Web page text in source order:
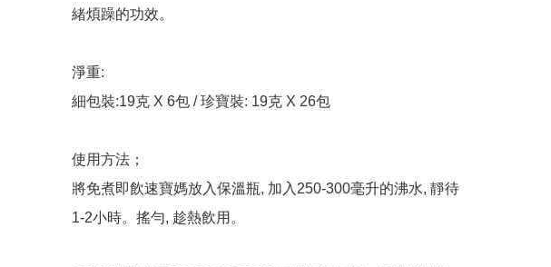
緒煩躁的功效。
淨重:
細包裝:19克 X 6包 / 珍寶裝: 19克 X 26包
使用方法；
將免煮即飲速寶媽放入保溫瓶, 加入250-300毫升的沸水, 靜待
1-2小時。搖勻, 趁熱飲用。